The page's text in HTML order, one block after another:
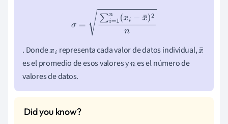
∑ =1n( xi −x¯ )2n
. Dondexi representa cada valor de datos individual,x
es el promedio de esos valores yn es el número de
valores de datos.